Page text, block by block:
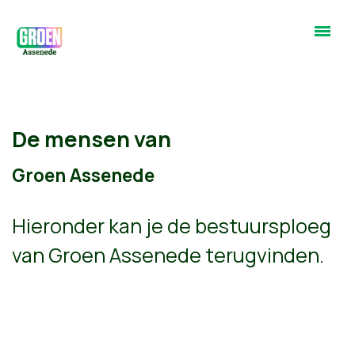
De mensen van
Groen Assenede
Hieronder kan je de bestuursploeg
van Groen Assenede terugvinden.